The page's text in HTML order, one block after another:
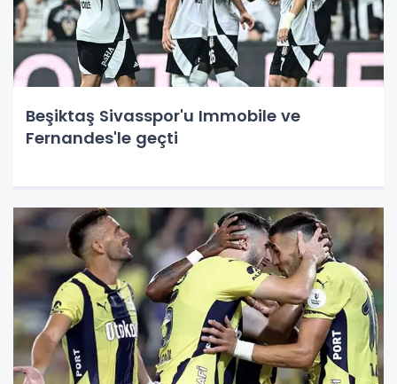
Beşiktaş Sivasspor'u Immobile ve
Fernandes'le geçti